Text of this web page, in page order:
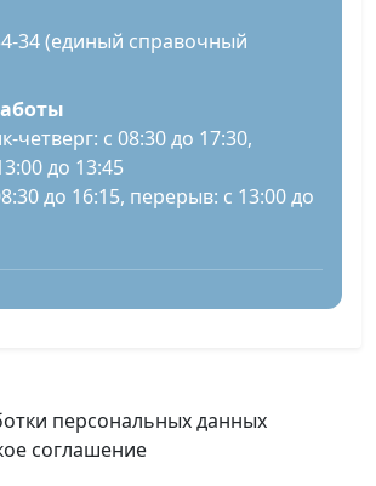
34 (единый справочный
четверг: с 08:30 до 17:30,
до 13:45
до 16:15, перерыв: с 13:00 до
персональных данных
соглашение